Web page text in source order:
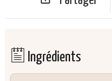
Ingrédients